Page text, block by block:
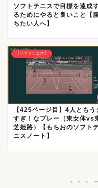
ソフトテニスで目標を達成
るためにやると良いこと【
ちたい人へ】
【ソフトテニス】
【425ページ目】4人ともう
すぎ！なプレー（東女体vs
芝姫路）【もちおのソフト
ニスノート】